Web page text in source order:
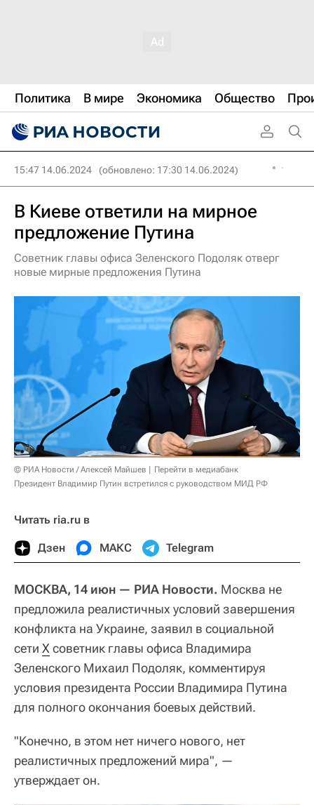
Политика В мире Экономика Общество
15:47 14.06.2024 (обновлено: 17:30 14.06.2024)
В Киеве ответили на мирное
предложение Путина
Советник главы офиса Зеленского Подоляк отверг
новые мирные предложения Путина
© РИА Новости / Алексей Майшев
Перейти в медиабанк
Президент Владимир Путин встретился с руководством МИД РФ
Читать ria.ru в
Дзен МАКС Telegram
МОСКВА, 14 июн — РИА Новости. Москва не
предложила реалистичных условий завершения
конфликта на Украине, заявил в социальной
сети Х советник главы офиса Владимира
Зеленского Михаил Подоляк, комментируя
условия президента России Владимира Путина
для полного окончания боевых действий.
"Конечно, в этом нет ничего нового, нет
реалистичных предложений мира", —
утверждает он.